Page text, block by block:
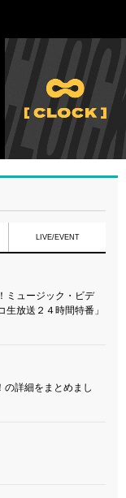
LIVE/EVENT
ミュージック・ビデ
放送２４時間特番」
の詳細をまとめまし